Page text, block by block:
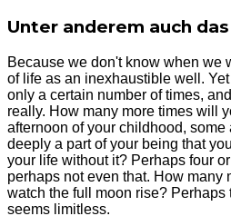
Unter anderem auch das
Because we don't know when we
of life as an inexhaustible well.
only a certain number of times,
really. How many more times will
afternoon of your childhood, some
deeply a part of your being that
your life without it? Perhaps four
perhaps not even that. How many
watch the full moon rise? Perhaps
seems limitless.